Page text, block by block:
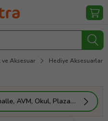
ve Aksesuar Hediye Aksesuarlar
Gönderim Yeri Seçin (Mahalle, AVM, Okul, Plaza vs.)